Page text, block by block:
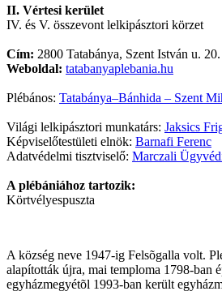
II. Vértesi kerület
IV. és V. összevont lelkipásztori körzet
Cím: 2800 Tatabánya, Szent István u. 20.
Weboldal: tatabanyaplebania.hu
Plébános: Tatabánya–Bánhida – Szent
Világi lelkipásztori munkatárs: Jaksics
Képviselőtestületi elnök: Barnafi Ferenc
Adatvédelmi tisztviselő: Marczali
A plébániához tartozik:
Körtvélyespuszta
A község neve 1947-ig Felsõgalla volt.
alapították újra, mai temploma 1798-ban
egyházmegyétõl 1993-ban került